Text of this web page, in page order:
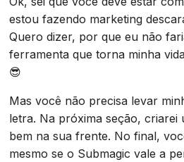
estou fazendo marketing
Quero dizer, por que eu não
ferramenta que torna minha
😎
Mas você não precisa levar
letra. Na próxima seção, criarei
bem na sua frente. No final,
mesmo se o Submagic vale a